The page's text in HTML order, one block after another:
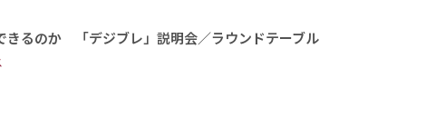
きるのか 「デジブレ」説明会／ラウンドテーブル